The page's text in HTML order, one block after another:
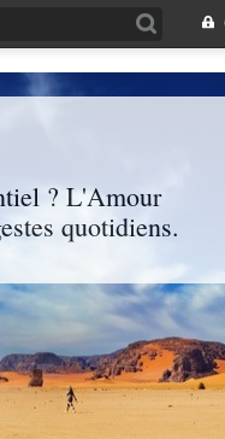
? L'Amour
quotidiens.